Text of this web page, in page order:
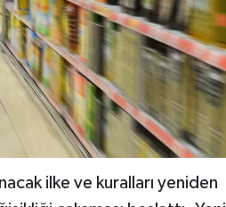
ilke ve kuralları yeniden